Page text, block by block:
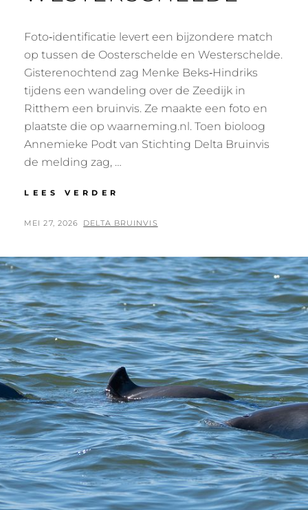
Foto‑identificatie levert een bijzondere match
op tussen de Oosterschelde en Westerschelde.
Gisterenochtend zag Menke Beks‑Hindriks
tijdens een wandeling over de Zeedijk in
Ritthem een bruinvis. Ze maakte een foto en
plaatste die op waarneming.nl. Toen bioloog
Annemieke Podt van Stichting Delta Bruinvis
de melding zag, …
LEES VERDER
DUIKT
WESTERSCHELDE
GEPLAATST
MEI 27, 2026 BY
DELTA BRUINVIS